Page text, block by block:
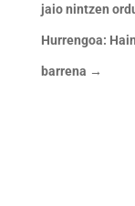
jaio nintzen
Hurrengoa:
barrena →